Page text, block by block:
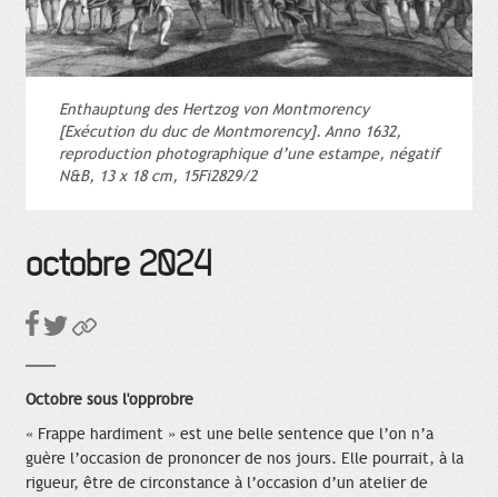
Enthauptung des Hertzog von Montmorency
[Exécution du duc de Montmorency]. Anno 1632,
reproduction photographique d’une estampe, négatif
N&B, 13 x 18 cm, 15Fi2829/2
octobre 2024
Octobre sous l'opprobre
« Frappe hardiment » est une belle sentence que l’on n’a
guère l’occasion de prononcer de nos jours. Elle pourrait, à la
rigueur, être de circonstance à l’occasion d’un atelier de